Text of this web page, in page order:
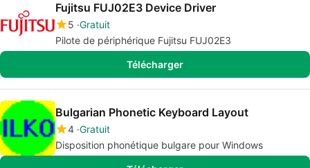
Fujitsu FUJ02E3 Device Driver
5 Gratuit
Pilote de périphérique Fujitsu FUJ02E3
Télécharger
Bulgarian Phonetic Keyboard Layout
4 Gratuit
Disposition phonétique bulgare pour Windows